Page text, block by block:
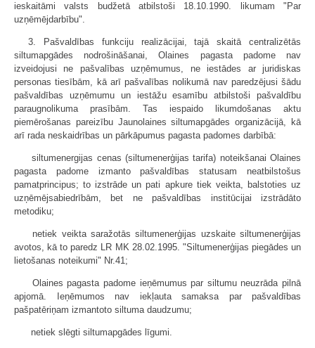
ieskaitāmi valsts budžetā atbilstoši 18.10.1990. likumam "Par
uzņēmējdarbību".
3. Pašvaldības funkciju realizācijai, tajā skaitā centralizētās
siltumapgādes nodrošināšanai, Olaines pagasta padome nav
izveidojusi ne pašvalības uzņēmumus, ne iestādes ar juridiskas
personas tiesībām, kā arī pašvalības nolikumā nav paredzējusi šādu
pašvaldības uzņēmumu un iestāžu esamību atbilstoši pašvaldību
paraugnolikuma prasībām. Tas iespaido likumdošanas aktu
piemērošanas pareizību Jaunolaines siltumapgādes organizācijā, kā
arī rada neskaidrības un pārkāpumus pagasta padomes darbībā:
 siltumenergijas cenas (siltumenerģijas tarifa) noteikšanai Olaines
pagasta padome izmanto pašvaldības statusam neatbilstošus
pamatprincipus; to izstrāde un pati apkure tiek veikta, balstoties uz
uzņēmējsabiedrībām, bet ne pašvaldības institūcijai izstrādāto
metodiku;
 netiek veikta saražotās siltumenerģijas uzskaite siltumenerģijas
avotos, kā to paredz LR MK 28.02.1995. "Siltumenerģijas piegādes un
lietošanas noteikumi" Nr.41;
 Olaines pagasta padome ieņēmumus par siltumu neuzrāda pilnā
apjomā. Ieņēmumos nav iekļauta samaksa par pašvaldības
pašpatēriņam izmantoto siltuma daudzumu;
 netiek slēgti siltumapgādes līgumi.